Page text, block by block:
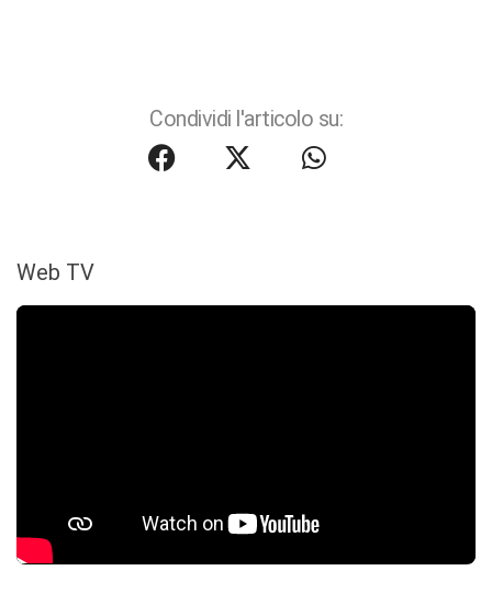
Condividi l'articolo su:
Web TV